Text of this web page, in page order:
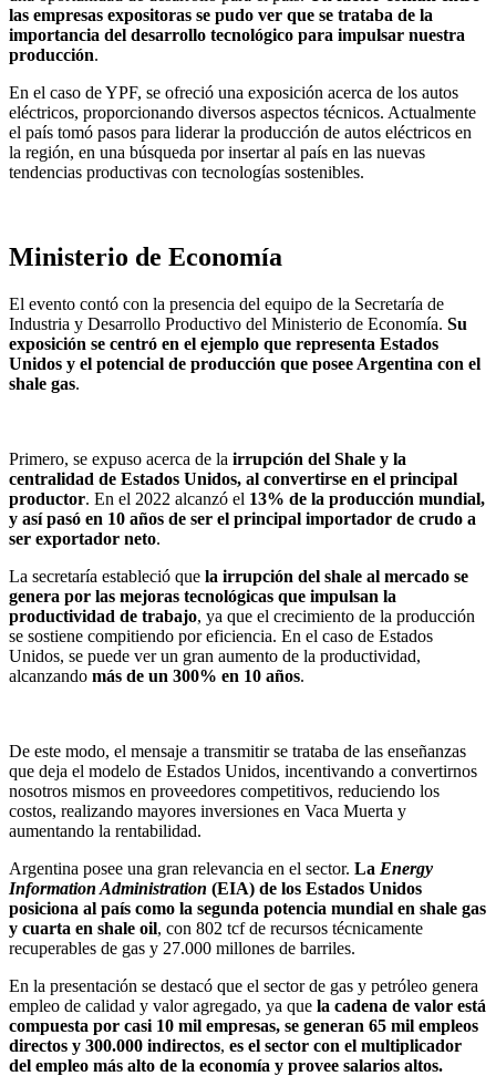
las empresas expositoras se pudo ver que se trataba de la
importancia del desarrollo tecnológico para impulsar nuestra
producción.
En el caso de YPF, se ofreció una exposición acerca de los autos
eléctricos, proporcionando diversos aspectos técnicos. Actualmente
el país tomó pasos para liderar la producción de autos eléctricos en
la región, en una búsqueda por insertar al país en las nuevas
tendencias productivas con tecnologías sostenibles.
Ministerio de Economía
El evento contó con la presencia del equipo de la Secretaría de
Industria y Desarrollo Productivo del Ministerio de Economía. Su
exposición se centró en el ejemplo que representa Estados
Unidos y el potencial de producción que posee Argentina con el
shale gas.
Primero, se expuso acerca de la irrupción del Shale y la
centralidad de Estados Unidos, al convertirse en el principal
productor. En el 2022 alcanzó el 13% de la producción mundial,
y así pasó en 10 años de ser el principal importador de crudo a
ser exportador neto.
La secretaría estableció que la irrupción del shale al mercado se
genera por las mejoras tecnológicas que impulsan la
productividad de trabajo, ya que el crecimiento de la producción
se sostiene compitiendo por eficiencia. En el caso de Estados
Unidos, se puede ver un gran aumento de la productividad,
alcanzando más de un 300% en 10 años.
De este modo, el mensaje a transmitir se trataba de las enseñanzas
que deja el modelo de Estados Unidos, incentivando a convertirnos
nosotros mismos en proveedores competitivos, reduciendo los
costos, realizando mayores inversiones en Vaca Muerta y
aumentando la rentabilidad.
Argentina posee una gran relevancia en el sector. La Energy
Information Administration (EIA) de los Estados Unidos
posiciona al país como la segunda potencia mundial en shale gas
y cuarta en shale oil, con 802 tcf de recursos técnicamente
recuperables de gas y 27.000 millones de barriles.
En la presentación se destacó que el sector de gas y petróleo genera
empleo de calidad y valor agregado, ya que la cadena de valor está
compuesta por casi 10 mil empresas, se generan 65 mil empleos
directos y 300.000 indirectos, es el sector con el multiplicador
del empleo más alto de la economía y provee salarios altos.